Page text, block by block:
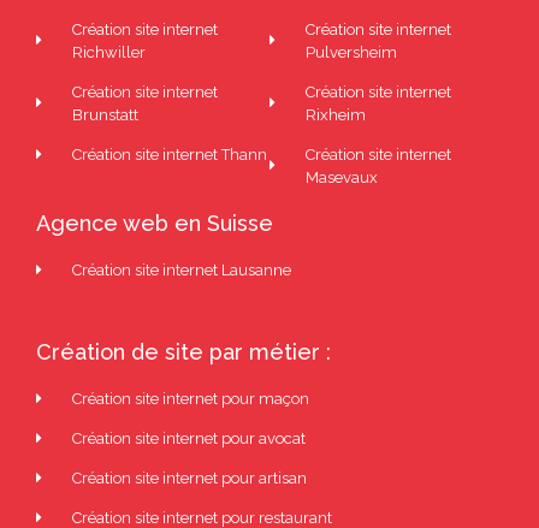
Création site internet
Richwiller
Création site internet
Brunstatt
Création site internet Thann
Création site internet
Pulversheim
Création site internet
Rixheim
Création site internet
Masevaux
Agence web en Suisse
Création site internet Lausanne
Création de site par métier :
Création site internet pour maçon
Création site internet pour avocat
Création site internet pour artisan
Création site internet pour restaurant